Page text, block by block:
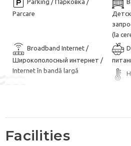
Parking / Парковка /
Parcare
(la
Broadband Internet /
Широкополосный интернет /
Internet în bandă largă
Facilities